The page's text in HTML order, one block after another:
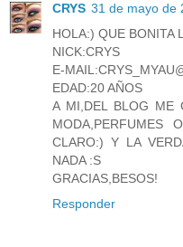
CRYS 31 de mayo de
HOLA:) QUE BONITA
NICK:CRYS
E-
EDAD:20 AÑOS
A MI,DEL BLOG ME
MODA,PERFUMES
CLARO:) Y LA
NADA :S
GRACIAS,BESOS!
Responder